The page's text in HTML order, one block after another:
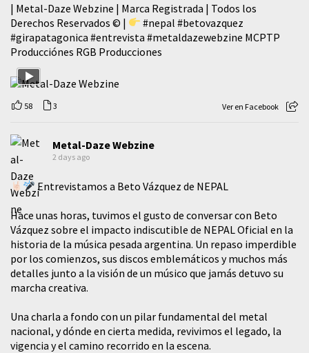
| Metal-Daze Webzine | Marca Registrada | Todos los
Derechos Reservados © |
#nepal #betovazquez
#girapatagonica #entrevista #metaldazewebzine MCPTP
Producciónes RGB Producciones
58 3 Ver en Facebook
Metal-Daze Webzine
2 days ago
Entrevistamos a Beto Vázquez de NEPAL
Hace unas horas, tuvimos el gusto de conversar con Beto
Vázquez sobre el impacto indiscutible de NEPAL Oficial en la
historia de la música pesada argentina. Un repaso imperdible
por los comienzos, sus discos emblemáticos y muchos más
detalles junto a la visión de un músico que jamás detuvo su
marcha creativa.
​Una charla a fondo con un pilar fundamental del metal
nacional, y dónde en cierta medida, revivimos el legado, la
vigencia y el camino recorrido en la escena.